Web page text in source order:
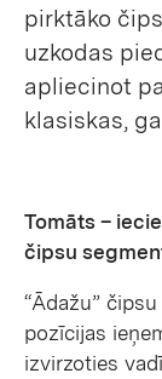
pirktāko
uzkodas
apliecinot
klasiskas,
Tomāts –
čipsu
“Ādažu”
pozīcijas
izvirzoties